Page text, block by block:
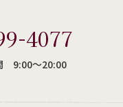
4077
9:00〜20:00